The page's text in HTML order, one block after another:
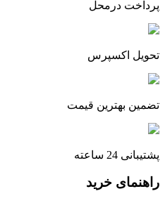
پرداخت درمحل
تحویل اکسپرس
تضمین بهترین قیمت
پشتیبانی 24 ساعته
راهنمای خرید